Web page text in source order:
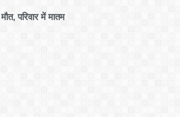
परिवार में मातम